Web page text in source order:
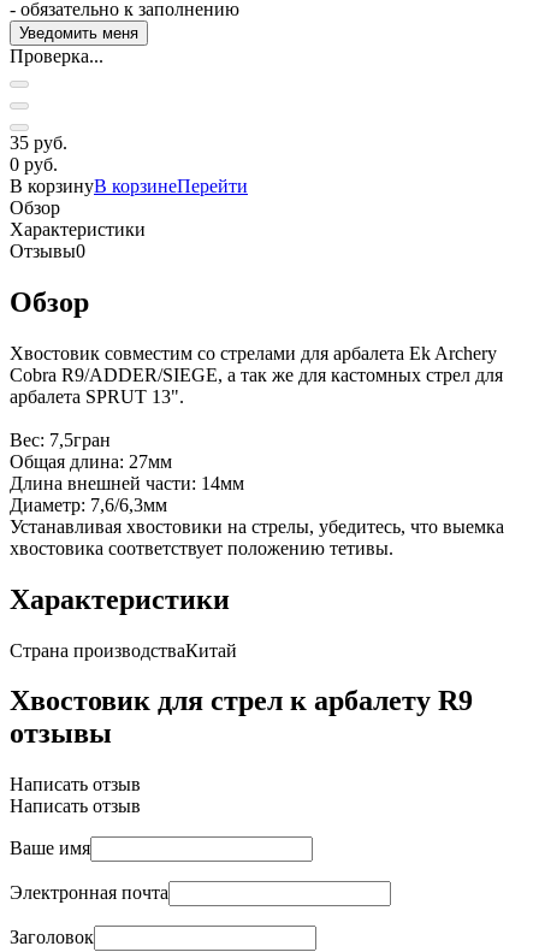
- обязательно к заполнению
Проверка...
35 руб.
0 руб.
В корзинуВ корзинеПерейти
Обзор
Характеристики
Отзывы0
Обзор
Хвостовик совместим со стрелами для арбалета Ek Archery
Cobra R9/ADDER/SIEGE, а так же для кастомных стрел для
арбалета SPRUT 13".
Вес: 7,5гран
Общая длина: 27мм
Длина внешней части: 14мм
Диаметр: 7,6/6,3мм
Устанавливая хвостовики на стрелы, убедитесь, что выемка
хвостовика соответствует положению тетивы.
Характеристики
Страна производстваКитай
Хвостовик для стрел к арбалету R9
отзывы
Написать отзыв
Написать отзыв
Ваше имя
Электронная почта
Заголовок